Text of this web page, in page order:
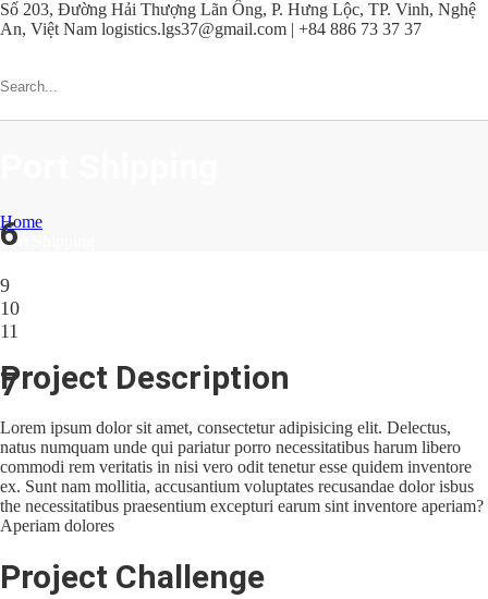
Số 203, Đường Hải Thượng Lãn Ông, P. Hưng Lộc, TP. Vinh, Nghệ
An, Việt Nam logistics.lgs37@gmail.com | +84 886 73 37 37
6
9
10
11
7
Home
Port Shipping
Project Description
Lorem ipsum dolor sit amet, consectetur adipisicing elit. Delectus,
natus numquam unde qui pariatur porro necessitatibus harum libero
commodi rem veritatis in nisi vero odit tenetur esse quidem inventore
ex. Sunt nam mollitia, accusantium voluptates recusandae dolor isbus
the necessitatibus praesentium excepturi earum sint inventore aperiam?
Aperiam dolores
Project Challenge